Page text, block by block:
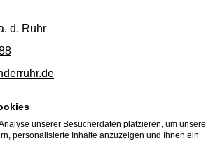
d. Ruhr
unserer Besucherdaten platzieren, um unsere
personalisierte Inhalte anzuzeigen und Ihnen ein